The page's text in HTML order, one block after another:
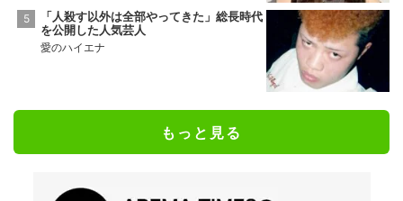
「人殺す以外は全部やってきた」総長時代
を公開した人気芸人
愛のハイエナ
もっと見る